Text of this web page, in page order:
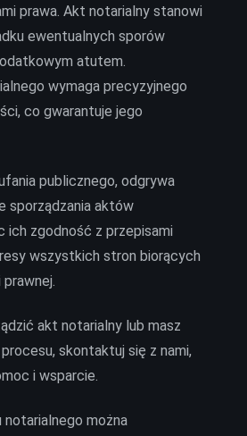
prawa. Akt notarialny stanowi
ewentualnych sporów
atutem.
wymaga precyzyjnego
co gwarantuje jego
publicznego, odgrywa
sporządzania aktów
ich zgodność z przepisami
wszystkich stron biorących
akt notarialny lub masz
skontaktuj się z nami,
i wsparcie.
notarialnego można